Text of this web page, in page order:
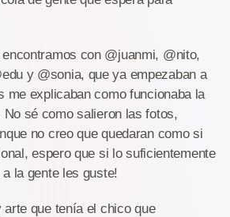
con @juanmi, @nito,
y @sonia, que ya empezaban a
me explicaban como funcionaba la
sé como salieron las fotos,
no creo que quedaran como si
espero que si lo suficientemente
la gente les guste!
que tenía el chico que